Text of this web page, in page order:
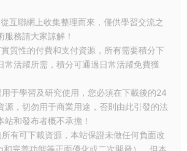
互聯網上收集整理而來，僅供學習交流之
服務請大家諒解！
質性的付費和支付資源，所有需要積分下
常活躍所需，積分可通過日常活躍免費獲
于學習及研究使用，您必須在下載後的24
源，切勿用于商業用途，否則由此引發的法
和發布者概不承擔！
有可下載資源，本站保證未做任何負面改
完善功能等正面優化或二次開發），但本